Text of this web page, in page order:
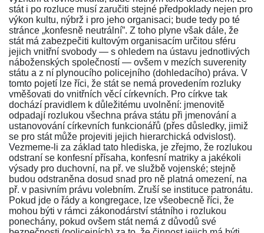
stát i po rozluce musí zaručiti stejné předpoklady nejen pro
výkon kultu, nýbrž i pro jeho organisaci; bude tedy po té
stránce „konfesně neutrální”. Z toho plyne však dále, že
stát má zabezpečiti kultovým organisacím určitou sféru
jejich vnitřní svobody — s ohledem na ústavu jednotlivých
náboženských společností — ovšem v mezích suverenity
státu a z ní plynoucího policejního (dohledacího) práva. V
tomto pojetí lze říci, že stát se nemá provedením rozluky
vměšovati do vnitřních věcí církevních. Pro církve tak
dochází pravidlem k důležitému uvolnění: jmenovitě
odpadají rozlukou všechna práva státu při jmenování a
ustanovování církevních funkcionářů (přes důsledky, jimiž
se pro stát může projeviti jejich hierarchická odvislost).
Vezmeme-li za základ tato hlediska, je zřejmo, že rozlukou
odstraní se konfesní přísaha, konfesní matriky a jakékoli
výsady pro duchovní, na př. ve službě vojenské; stejně
budou odstraněna dosud snad pro ně platná omezení, na
př. v pasivním právu volebním. Zruší se instituce patronátu.
Pokud jde o řády a kongregace, lze všeobecně říci, že
mohou býti v rámci zákonodárství státního i rozlukou
ponechány, pokud ovšem stát nemá z důvodů své